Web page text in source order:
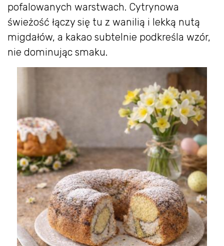
pofalowanych warstwach. Cytrynowa
świeżość łączy się tu z wanilią i lekką nutą
migdałów, a kakao subtelnie podkreśla wzór,
nie dominując smaku.